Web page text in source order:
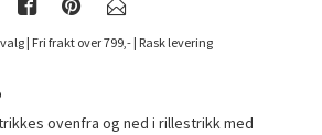
| Fri frakt over 799,- | Rask levering
ovenfra og ned i rillestrikk med